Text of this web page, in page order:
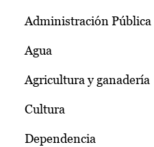
Administración Pública
Agua
Agricultura y ganadería
Cultura
Dependencia